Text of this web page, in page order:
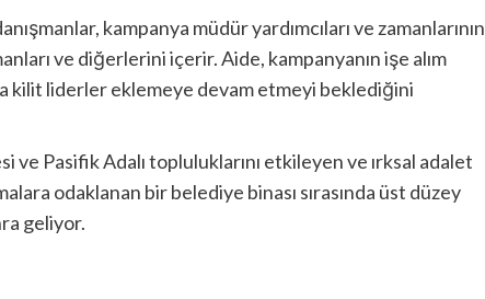
kampanya müdür yardımcıları ve zamanlarının
ve diğerlerini içerir. Aide, kampanyanın işe alım
kilit liderler eklemeye devam etmeyi beklediğini
ve Pasifik Adalı topluluklarını etkileyen ve ırksal adalet
odaklanan bir belediye binası sırasında üst düzey
geliyor.